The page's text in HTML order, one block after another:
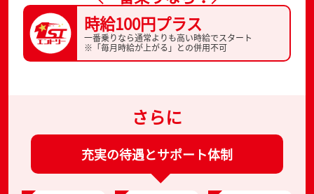
時給100円プラス
一番乗りなら通常よりも高い時給でスタート
※「毎月時給が上がる」との併用不可
さらに
充実の待遇とサポート体制